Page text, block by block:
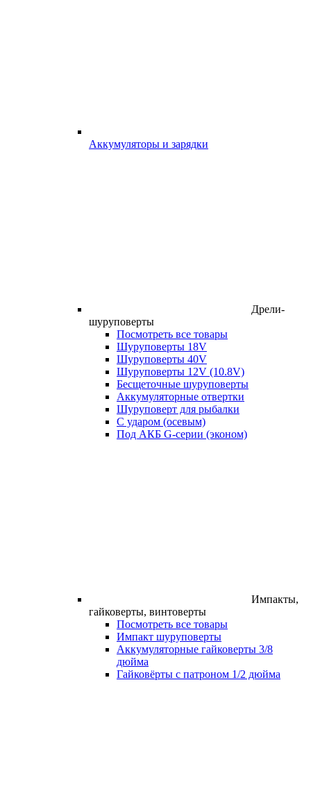
Аккумуляторы и зарядки
Дрели-
шуруповерты
Посмотреть все товары
Шуруповерты 18V
Шуруповерты 40V
Шуруповерты 12V (10.8V)
Бесщеточные шуруповерты
Аккумуляторные отвертки
Шуруповерт для рыбалки
С ударом (осевым)
Под АКБ G-серии (эконом)
Импакты,
гайковерты, винтоверты
Посмотреть все товары
Импакт шуруповерты
Аккумуляторные гайковерты 3/8
дюйма
Гайковёрты с патроном 1/2 дюйма